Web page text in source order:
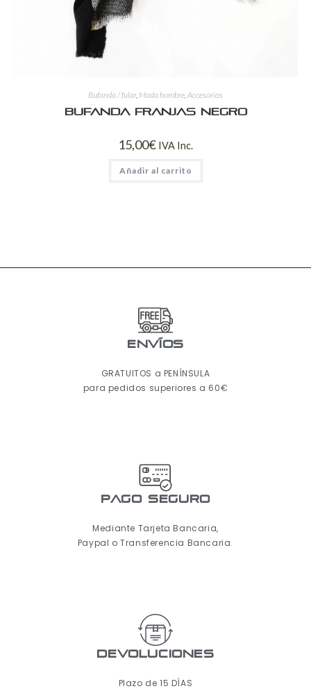
Bufanda / fular, Moda hombre Accesorios
Bufanda franjas negro
15,00€ IVA Inc.
Añadir al carrito
ENVÍOS
GRATUITOS a PENÍNSULA
para pedidos superiores a 60€
pago seguro
Mediante Tarjeta Bancaria,
Paypal o Transferencia Bancaria.
Devoluciones
Plazo de 15 DÍAS